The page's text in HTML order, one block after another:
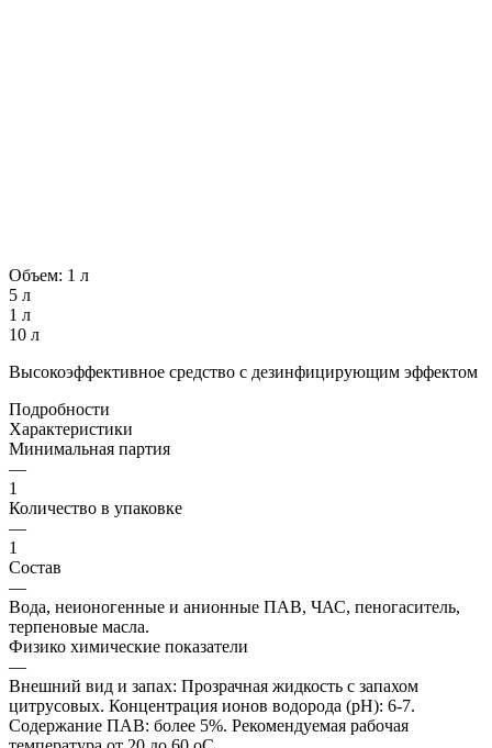
Объем: 1 л
5 л
1 л
10 л
Высокоэффективное средство с дезинфицирующим эффектом
Подробности
Характеристики
Минимальная партия
—
1
Количество в упаковке
—
1
Состав
—
Вода, неионогенные и анионные ПАВ, ЧАС, пеногаситель,
терпеновые масла.
Физико химические показатели
—
Внешний вид и запах: Прозрачная жидкость с запахом
цитрусовых. Концентрация ионов водорода (рН): 6-7.
Содержание ПАВ: более 5%. Рекомендуемая рабочая